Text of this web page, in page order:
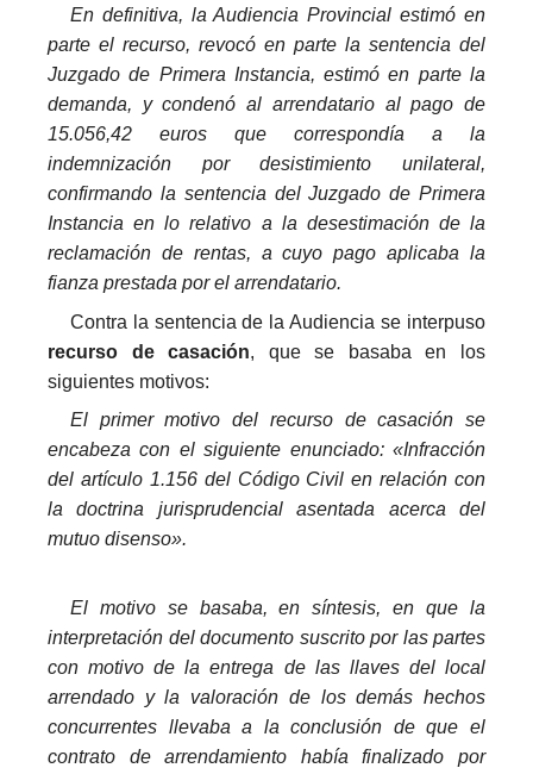
En definitiva, la Audiencia Provincial estimó en
parte el recurso, revocó en parte la sentencia del
Juzgado de Primera Instancia, estimó en parte la
demanda, y condenó al arrendatario al pago de
15.056,42 euros que correspondía a la
indemnización por desistimiento unilateral,
confirmando la sentencia del Juzgado de Primera
Instancia en lo relativo a la desestimación de la
reclamación de rentas, a cuyo pago aplicaba la
fianza prestada por el arrendatario.
Contra la sentencia de la Audiencia se interpuso
recurso de casación, que se basaba en los
siguientes motivos:
El primer motivo del recurso de casación se
encabeza con el siguiente enunciado: «Infracción
del artículo 1.156 del Código Civil en relación con
la doctrina jurisprudencial asentada acerca del
mutuo disenso».
El motivo se basaba, en síntesis, en que la
interpretación del documento suscrito por las partes
con motivo de la entrega de las llaves del local
arrendado y la valoración de los demás hechos
concurrentes llevaba a la conclusión de que el
contrato de arrendamiento había finalizado por